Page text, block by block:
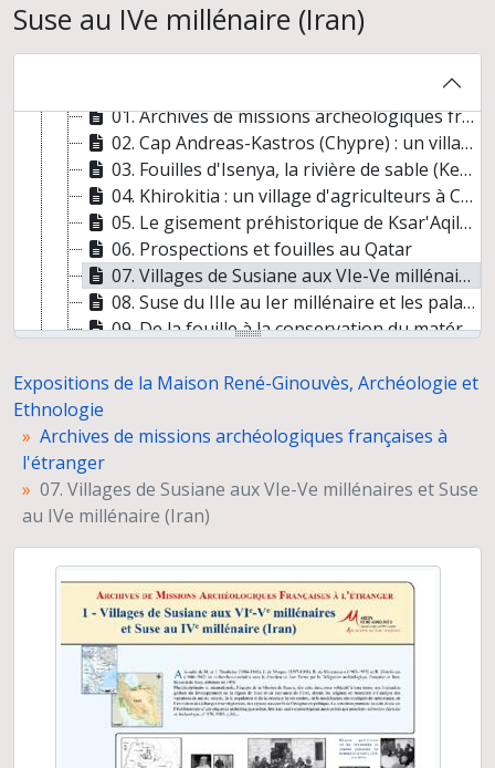
Suse au IVe millénaire (Iran)
"Dharih" Une étape nabatéenne au nord de Pétra (Jordanie)
Chaîne d'observations microscopiques : un outil pour la recherche. Images numériques
Archives de missions archéologiques françaises à l'étranger
01. Archives de missions archéologiques françaises à l'étranger
02. Cap Andreas-Kastros (Chypre) : un village de pêcheurs néolithique pré-céramique
03. Fouilles d'Isenya, la rivière de sable (Kenya)
04. Khirokitia : un village d'agriculteurs à Chypre au VIIe millénaire
05. Le gisement préhistorique de Ksar'Aqil (Liban)
06. Prospections et fouilles au Qatar
07. Villages de Susiane aux VIe-Ve millénaires et Suse au IVe millénaire (Iran)
08. Suse du IIIe au Ier millénaire et les palais achéménides
09. De la fouille à la conservation du matériel et à la diffusion scientifique
11. Tell Shiukh Fawqani, l'ancienne Burmarina (Syrie)
13. Tureng Tepe : un site du nord-est iranien
Un parcours océanien en images. Hommage à José Garanger (1926-2006)
Gontsy (Ukraine), un site à cabanes en os de mammouths du paléolithique supérieur récents
Groupe d'Enseignement et de Recherche Maya (GERM), 13ème Conférence Maya Européenne, Musée du Quai Branly
Itinéraires de Belleville à Djerba de femmes juives tunisiennes vivant en France. Photographie et anthropologie
Agriculture précolombienne dans les Guyanes
Profils d'objets. Approches d'anthropologues et d'archéologues, VIIe colloque international de la Maison René-Ginouvès
Recherches franco-bulgares sur le site néolithique de Kovacevo en Bulgarie
Les carrières de El Ferriol et l'atelier de sculpture d'Elche (Alicante)
Le Mexique d'hier et d'aujourd'hui. Le Mexique, terrain de recherche pour l'archéologie et l'ethnologie française
Des peintures rupestres d'Afrique australe
Du sel et des hommes : approches ethnoarchéologiques
La chaîne opératoire funéraire, exemples de gestes et de séquences écrits par les ethnologues et reconstruits par les archéologues
Expositions de la Maison René-Ginouvès, Archéologie et
Ethnologie
Archives de missions archéologiques françaises à
l'étranger
07. Villages de Susiane aux VIe-Ve millénaires et Suse
au IVe millénaire (Iran)